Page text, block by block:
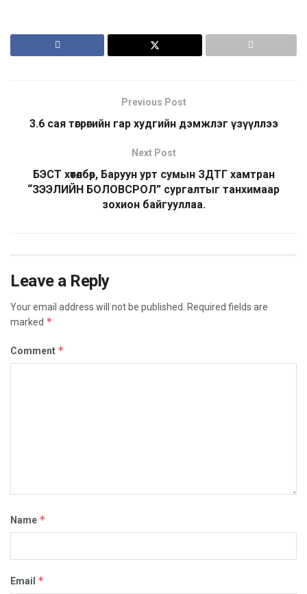
Previous Post
3.6 сая төгрөгийн гар худгийн дэмжлэг үзүүллээ
Next Post
БЭСТ хөтөлбөр, Баруун урт сумын ЗДТГ хамтран
“ЗЭЭЛИЙН БОЛОВСРОЛ” сургалтыг танхимаар
зохион байгууллаа.
Leave a Reply
Your email address will not be published.
Required fields are
marked *
Comment *
Name *
Email *